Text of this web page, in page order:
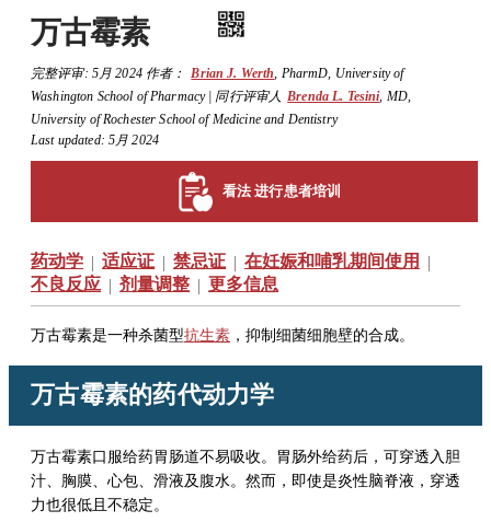
万古霉素
完整评审: 5月 2024作者： Brian J. Werth PharmD University of
Washington School of Pharmacy| 同行评审人 Brenda L. Tesini, MD
University of Rochester School of Medicine and Dentistry
Last updated: 5月 2024
看法 进行患者培训
药动学 | 适应证 | 禁忌证 | 在妊娠和哺乳期间使用
|
不良反应 | 剂量调整 | 更多信息
万古霉素是一种杀菌型抗生素 ，抑制细菌细胞壁的合成。
万古霉素的药代动力学
万古霉素口服给药胃肠道不易吸收。胃肠外给药后，可穿透入胆
汁、胸膜、心包、滑液及腹水。然而，即使是炎性脑脊液，穿透
力也很低且不稳定。